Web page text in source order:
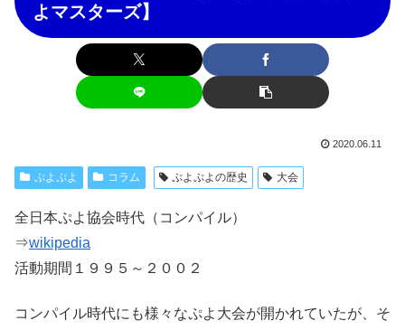
よマスターズ】
2020.06.11
ぷよぷよ コラム ぷよぷよの歴史 大会
全日本ぷよ協会時代（コンパイル）
⇒wikipedia
活動期間１９９５～２００２
コンパイル時代にも様々なぷよ大会が開かれていたが、そ